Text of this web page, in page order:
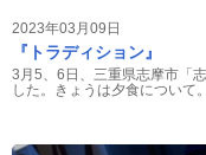
2023年03月09日
『トラディション』
3月5、6日、三重県志摩市「
した。きょうは夕食について